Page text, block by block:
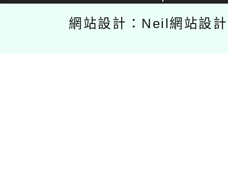
網站設計：Neil網站設